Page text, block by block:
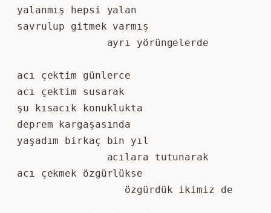
yalanmış hepsi yalan
savrulup gitmek varmış
               ayrı yörüngelerde
acı çektim günlerce
acı çektim susarak
şu kısacık konuklukta
deprem kargaşasında
yaşadım birkaç bin yıl
               acılara tutunarak
acı çekmek özgürlükse
                  özgürdük ikimiz de